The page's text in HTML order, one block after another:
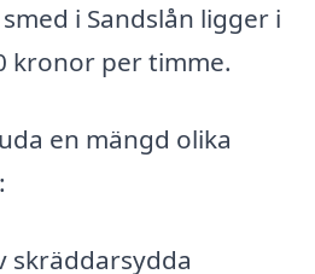
i Sandslån ligger i
kronor per timme.
en mängd olika
skräddarsydda